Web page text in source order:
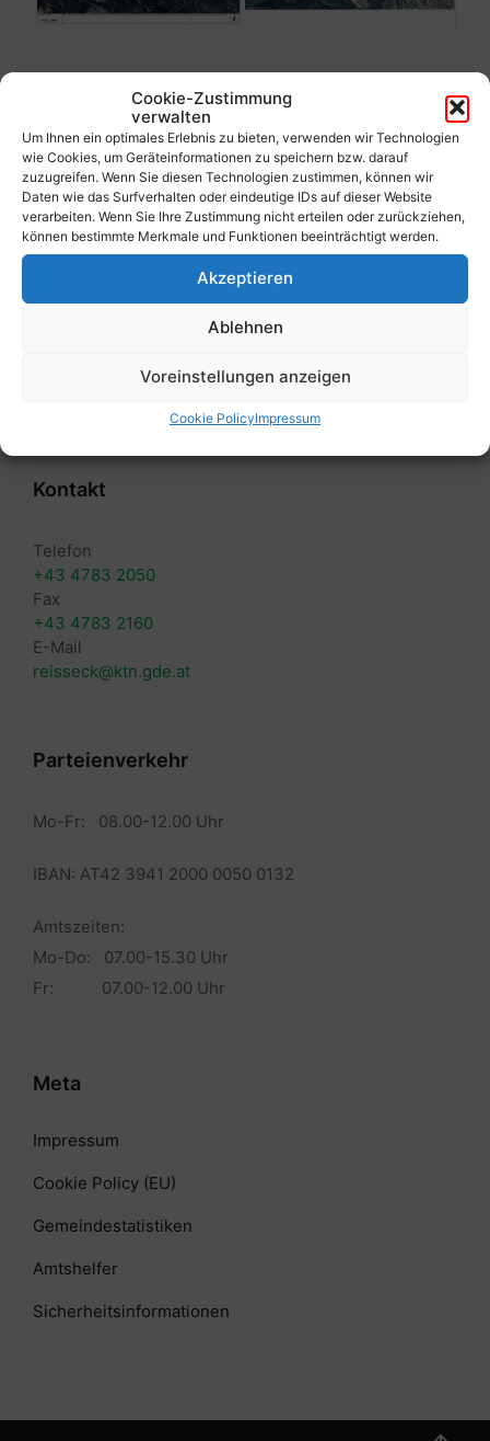
Cookie-Zustimmung
verwalten
Um Ihnen ein optimales Erlebnis zu bieten, verwenden wir Technologien
wie Cookies, um Geräteinformationen zu speichern bzw. darauf
zuzugreifen. Wenn Sie diesen Technologien zustimmen, können wir
Daten wie das Surfverhalten oder eindeutige IDs auf dieser Website
verarbeiten. Wenn Sie Ihre Zustimmung nicht erteilen oder zurückziehen,
können bestimmte Merkmale und Funktionen beeinträchtigt werden.
Akzeptieren
Ablehnen
Voreinstellungen anzeigen
Cookie PolicyImpressum
Adresse
Gemeinde Reißeck
Kontakt
Telefon
+43 4783 2050
Fax
+43 4783 2160
E-Mail
reisseck@ktn.gde.at
Parteienverkehr
Mo-Fr: 08.00-12.00 Uhr
IBAN: AT42 3941 2000 0050 0132
Amtszeiten:
Mo-Do: 07.00-15.30 Uhr
Fr: 07.00-12.00 Uhr
Meta
Impressum
Cookie Policy (EU)
Gemeindestatistiken
Amtshelfer
Sicherheitsinformationen